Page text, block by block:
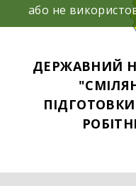
ДЕРЖАВНИЙ
або не